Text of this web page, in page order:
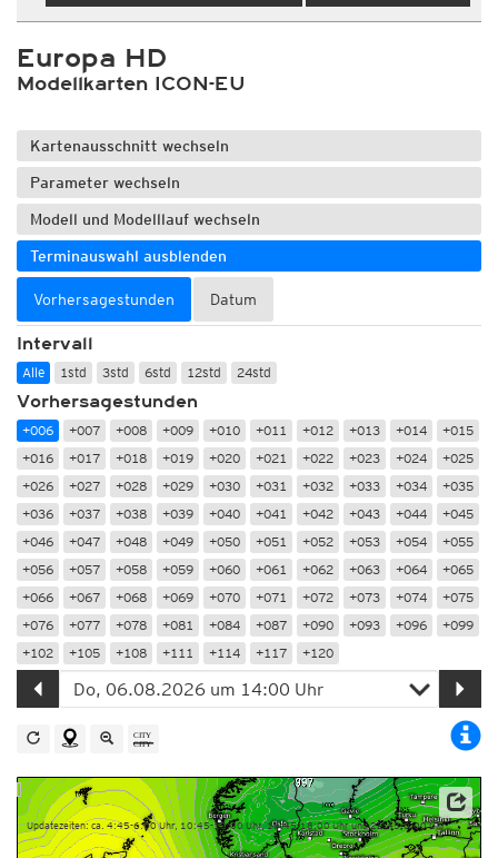
Europa HD
Modellkarten ICON-EU
Kartenausschnitt wechseln
Parameter wechseln
Modell und Modelllauf wechseln
Terminauswahl ausblenden
Vorhersagestunden Datum
Intervall
Alle 1std 3std 6std 12std 24std
Vorhersagestunden
+006 +007 +008 +009 +010 +011 +012 +013 +014
+015
+016
+017 +018 +019 +020 +021 +022 +023 +024
+025
+026
+027 +028 +029 +030 +031 +032 +033 +034
+035
+036
+037 +038 +039 +040 +041 +042 +043 +044
+045
+046
+047 +048 +049 +050 +051 +052 +053 +054
+055
+056
+057 +058 +059 +060 +061 +062 +063 +064
+065
+066
+067 +068 +069 +070 +071 +072 +073 +074
+075
+076
+077 +078 +081 +084 +087 +090 +093 +096
+099
+102
+105 +108 +111 +114 +117 +120
Updatezeiten: ca. 4:45-6:00 Uhr, 10:45-12:00 Uhr, 16:45-18:00 Uhr und 22:45-0:00 Uhr
Datenbasis: Deutscher Wetterdienst (DWD)